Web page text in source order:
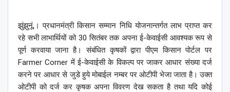
झुंझुनूं,। प्रधानमंत्री किसान सम्मान निधि योजनान्तर्गत लाभ प्राप्त कर
रहे सभी लाभार्थियों को 30 सितंबर तक अपना ई-केवाईसी आवश्यक रूप से
पूर्ण करवाया जाना है। संबंधित कृषकों द्वारा पीएम किसान पोर्टल पर
Farmer Corner में ई-केवाईसी के विकल्प पर जाकर आधार संख्या दर्ज
करने पर आधार से जुडे हुये मोबाईल नम्बर पर ओटीपी भेजा जाता है। उक्त
ओटीपी को दर्ज कर कृषक अपना विवरण देख सकता है तथा यदि कोई